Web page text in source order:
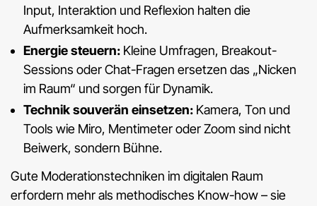
Input, Interaktion und Reflexion halten die
Aufmerksamkeit hoch.
Energie steuern: Kleine Umfragen, Breakout-
Sessions oder Chat-Fragen ersetzen das „Nicken
im Raum“ und sorgen für Dynamik.
Technik souverän einsetzen: Kamera, Ton und
Tools wie Miro, Mentimeter oder Zoom sind nicht
Beiwerk, sondern Bühne.
Gute Moderationstechniken im digitalen Raum
erfordern mehr als methodisches Know-how – sie